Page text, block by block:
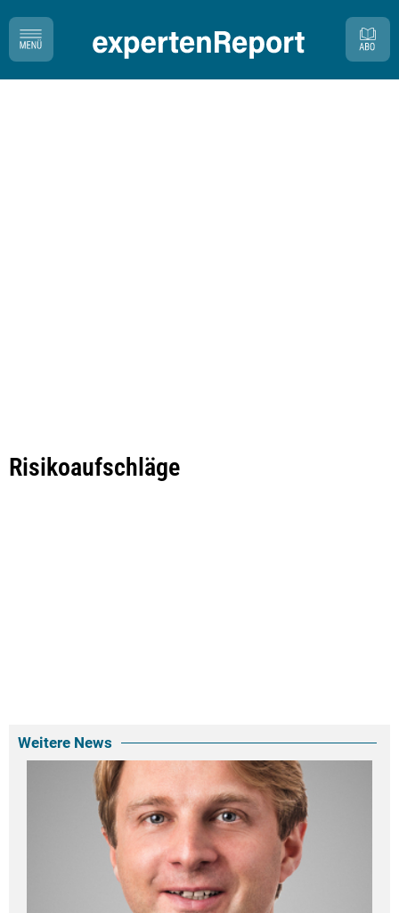
Risikoaufschläge
Weitere News